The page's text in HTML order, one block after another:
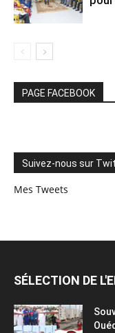
PAGE FACEBOOK
Suivez-nous sur
Mes Tweets
SÉLECTION DE